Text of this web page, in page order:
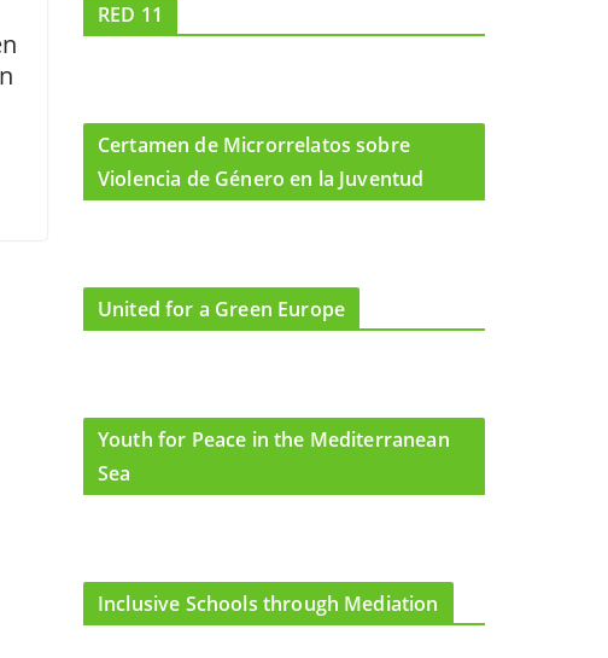
RED 11
Certamen de Microrrelatos sobre
Violencia de Género en la Juventud
United for a Green Europe
Youth for Peace in the Mediterranean
Sea
Inclusive Schools through Mediation